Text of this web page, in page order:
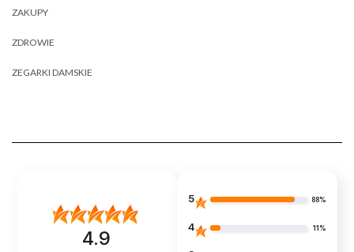
ZAKUPY
ZDROWIE
ZEGARKI DAMSKIE
4.9
5 88%
4 11%